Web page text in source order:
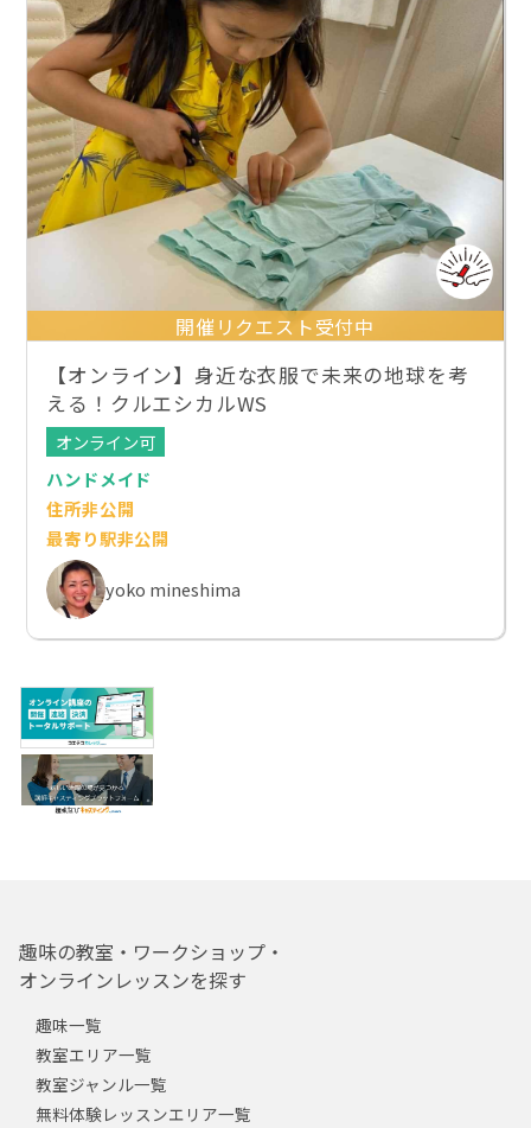
開催リクエスト受付中
【オンライン】身近な衣服で未来の地球を考
える！クルエシカルWS
オンライン可
ハンドメイド
住所非公開
最寄り駅非公開
yoko mineshima
趣味の教室・ワークショップ・
オンラインレッスンを探す
趣味一覧
教室エリア一覧
教室ジャンル一覧
無料体験レッスンエリア一覧